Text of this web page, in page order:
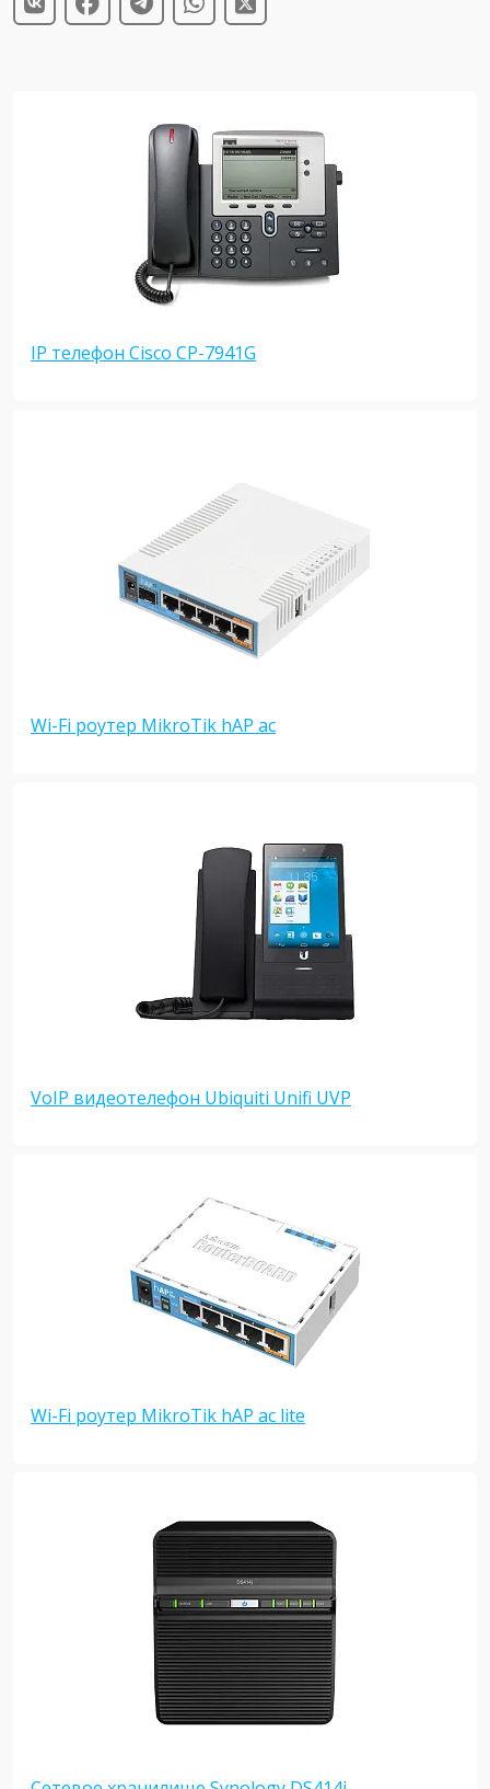
IP телефон Cisco CP-7941G
Wi-Fi роутер MikroTik hAP ac
VoIP видеотелефон Ubiquiti Unifi UVP
Wi-Fi роутер MikroTik hAP ac lite